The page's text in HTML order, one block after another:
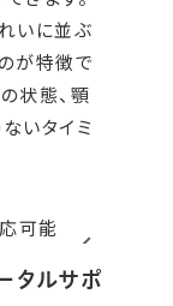
いに並ぶ
が特徴で
状態、顎
いタイミ
タルサポ